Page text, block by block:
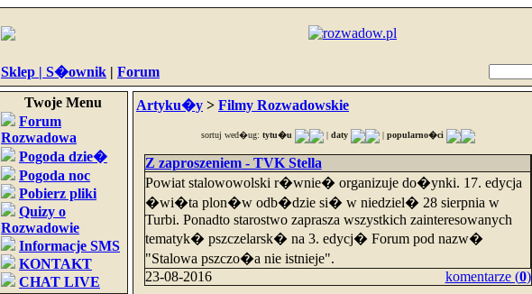
Sklep | S�ownik | Forum
Twoje Menu
Forum
Rozwadowa
Pogoda dzie�
Pogoda noc
Pobierz pliki
Quizy o
Rozwadowie
Informacje SMS
KONTAKT
CHAT LIVE
Artyku�y > Filmy Rozwadowskie
sortuj wed�ug: tytu�u | daty | popularno�ci
Z zaproszeniem - TVK Stella
Powiat stalowowolski r�wnie� organizuje do�ynki. 17. edycja
�wi�ta plon�w odb�dzie si� w niedziel� 28 sierpnia w
Turbi. Ponadto starostwo zaprasza wszystkich zainteresowanych
tematyk� pszczelarsk� na 3. edycj� Forum pod nazw�
"Stalowa pszczo�a nie istnieje".
23-08-2016
komentarze (0)